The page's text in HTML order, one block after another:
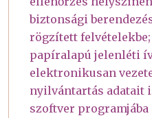
biztonsági
rögzített felvételekbe;
papíralapú jelenléti
elektronikusan
nyilvántartás adatait
szoftver programjába